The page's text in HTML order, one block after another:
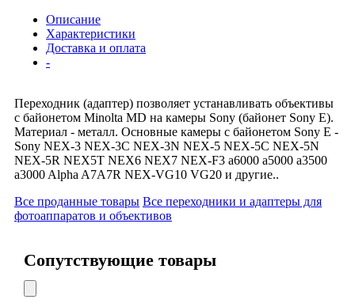
Описание
Характеристики
Доставка и оплата
-
Переходник (адаптер) позволяет устанавливать объективы
с байонетом Minolta MD на камеры Sony (байонет Sony E).
Материал - металл. Основные камеры с байонетом Sony E -
Sony NEX-3 NEX-3C NEX-3N NEX-5 NEX-5C NEX-5N
NEX-5R NEX5T NEX6 NEX7 NEX-F3 a6000 a5000 a3500
a3000 Alpha A7A7R NEX-VG10 VG20 и другие..
Все проданные товары Все переходники и адаптеры для
фотоаппаратов и объективов
Сопутствующие товары